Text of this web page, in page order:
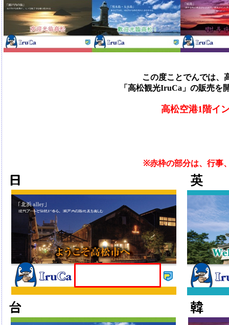
この度ことでんでは、
「高松観光IruCa 」の販売を
高松空港1階イ
※赤枠の部分は、行事